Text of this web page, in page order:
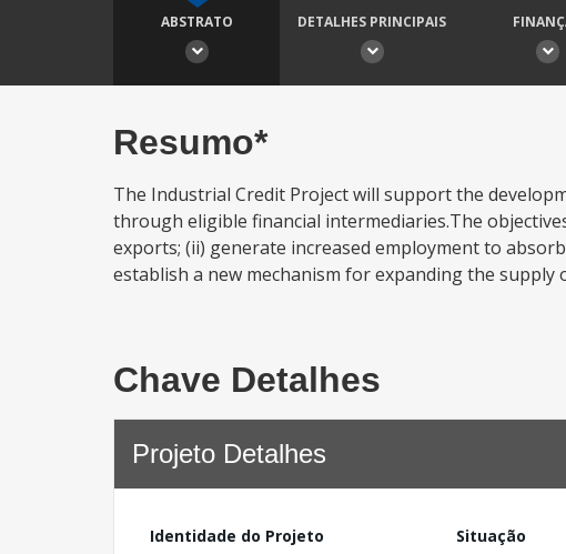
ABSTRATO DETALHES PRINCIPAIS
Resumo*
The Industrial Credit Project will support the
through eligible financial intermediaries.The
exports; (ii) generate increased employment to
establish a new mechanism for expanding the supply
Chave Detalhes
Projeto Detalhes
Identidade do Projeto
Situação